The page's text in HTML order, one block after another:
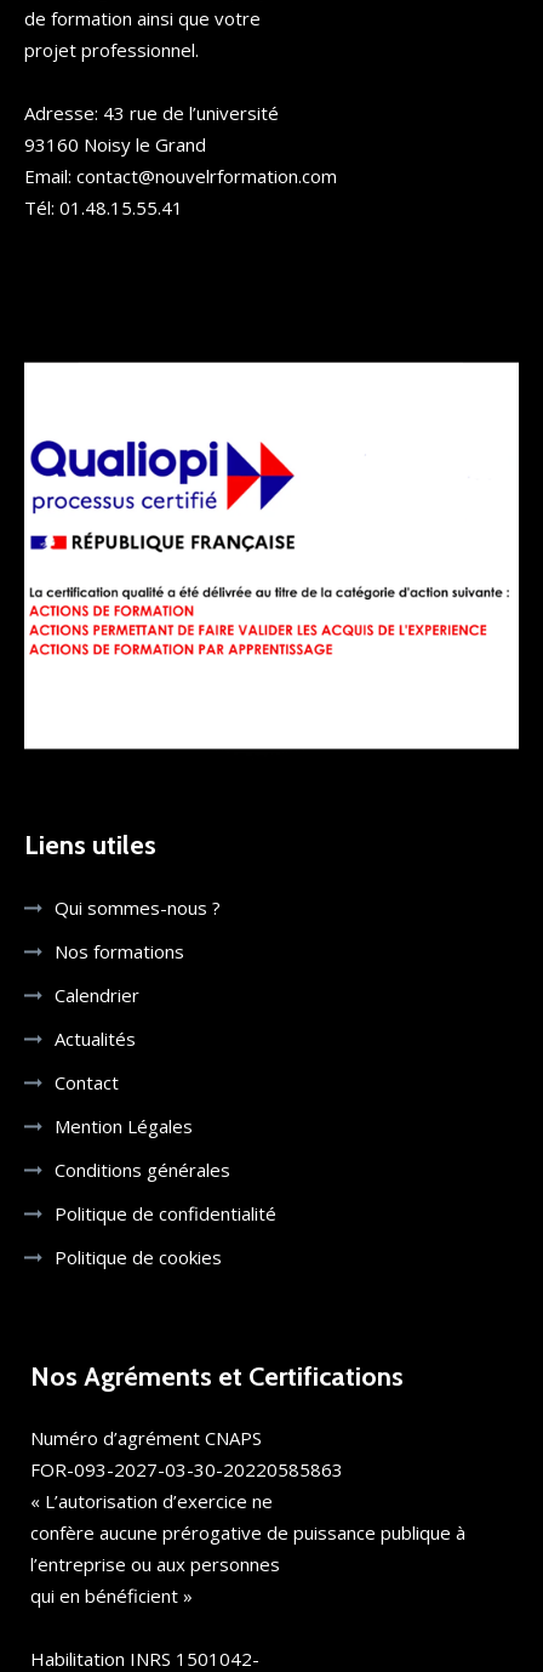
de formation ainsi que votre
projet professionnel.
Adresse: 43 rue de l’université
93160 Noisy le Grand
Email: contact@nouvelrformation.com
Tél: 01.48.15.55.41
Liens utiles
Qui sommes-nous ?
Nos formations
Calendrier
Actualités
Contact
Mention Légales
Conditions générales
Politique de confidentialité
Politique de cookies
Nos Agréments et Certifications
Numéro d’agrément CNAPS
FOR-093-2027-03-30-20220585863
« L’autorisation d’exercice ne
confère aucune prérogative de puissance publique à
l’entreprise ou aux personnes
qui en bénéficient »
Habilitation INRS 1501042-